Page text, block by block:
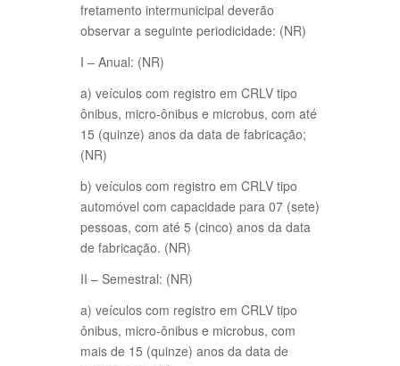
fretamento intermunicipal deverão
observar a seguinte periodicidade: (NR)
I – Anual: (NR)
a) veículos com registro em CRLV tipo
ônibus, micro-ônibus e microbus, com até
15 (quinze) anos da data de fabricação;
(NR)
b) veículos com registro em CRLV tipo
automóvel com capacidade para 07 (sete)
pessoas, com até 5 (cinco) anos da data
de fabricação. (NR)
II – Semestral: (NR)
a) veículos com registro em CRLV tipo
ônibus, micro-ônibus e microbus, com
mais de 15 (quinze) anos da data de